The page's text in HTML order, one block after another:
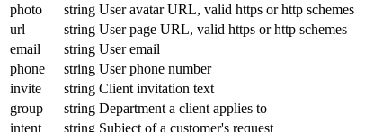
photo
string User avatar URL, valid https or http schemes
url
string User page URL, valid https or http schemes
email
string User email
phone
string User phone number
invite
string Client invitation text
group
string Department a client applies to
intent
string Subject of a customer's request